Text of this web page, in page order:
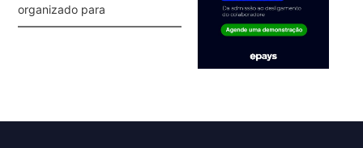
organizado para